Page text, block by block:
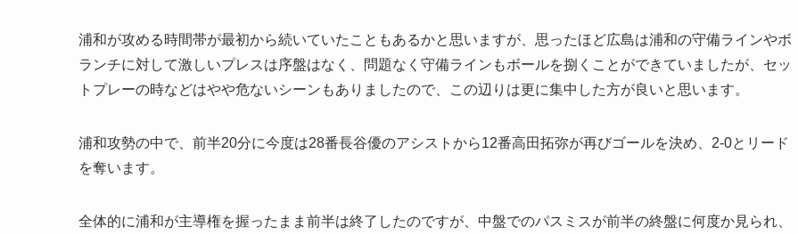
浦和が攻める時間帯が最初から続いていたこともあるかと思いますが、思ったほど広島は浦和の守備ラインやボ
ランチに対して激しいプレスは序盤はなく、問題なく守備ラインもボールを捌くことができていましたが、セッ
トプレーの時などはやや危ないシーンもありましたので、この辺りは更に集中した方が良いと思います。
浦和攻勢の中で、前半20分に今度は28番長谷優のアシストから12番高田拓弥が再びゴールを決め、2-0とリード
を奪います。
全体的に浦和が主導権を握ったまま前半は終了したのですが、中盤でのパスミスが前半の終盤に何度か見られ、